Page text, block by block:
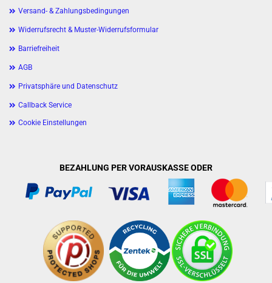
Versand- & Zahlungsbedingungen
Widerrufsrecht & Muster-Widerrufsformular
Barriefreiheit
AGB
Privatsphäre und Datenschutz
Callback Service
Cookie Einstellungen
BEZAHLUNG PER VORAUSKASSE ODER